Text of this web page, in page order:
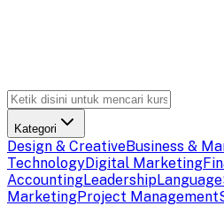
Kategori
Design & CreativeBusiness &
TechnologyDigital Marketing
AccountingLeadershipLanguage
MarketingProject Management